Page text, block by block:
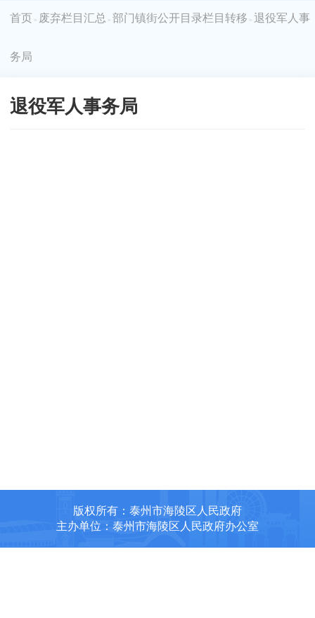
首页 > 废弃栏目汇总 > 部门镇街公开目录栏目转移 > 退役军人事
务局
退役军人事务局
版权所有：泰州市海陵区人民政府
主办单位：泰州市海陵区人民政府办公室